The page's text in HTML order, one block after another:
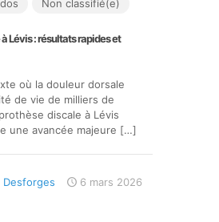
Non classifié(e)
Lévis : résultats rapides et
où la douleur dorsale
de vie de milliers de
discale à Lévis
une avancée majeure […]
Desforges 6 mars 2026